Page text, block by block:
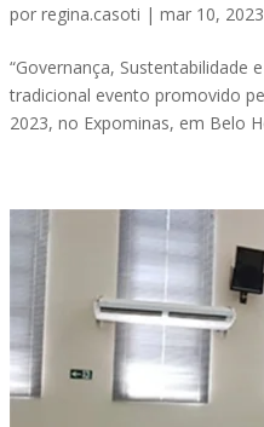
porregina.casoti |mar 10, 2023
“Governança, Sustentabilidade
tradicional evento promovido
2023, no Expominas, em Belo